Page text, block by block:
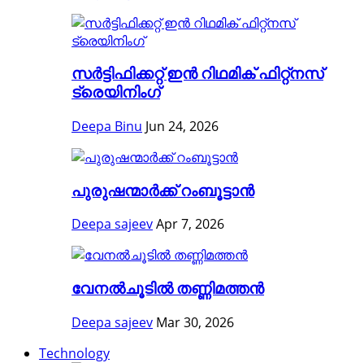
സർട്ടിഫിക്കറ്റ് ഇൻ റിഥമിക് ഫിറ്റ്നസ്
ട്രെയിനിംഗ്
Deepa Binu Jun 24, 2026
പുരുഷന്മാർക്ക് റംബൂട്ടാൻ
Deepa sajeevApr 7, 2026
വേനൽചൂടിൽ തണ്ണിമത്തൻ
Deepa sajeev Mar 30, 2026
Technology